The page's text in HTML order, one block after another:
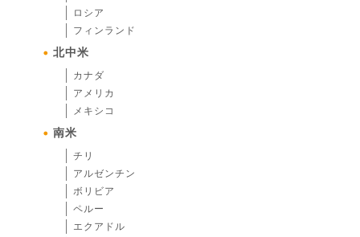
ロシア
フィンランド
北中米
カナダ
アメリカ
メキシコ
南米
チリ
アルゼンチン
ボリビア
ペルー
エクアドル